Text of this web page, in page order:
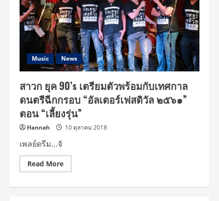
ทัพ
เทศกาล
ดนตรี
อัล
เตอร์
เฟสติวัล
๒๕๖๑
ตอน
เลี้ยง
รุ่น
Music News
สาวก ยุค 90’s เตรียมตัวพร้อมกับเทศกาล
ดนตรีฉีกกรอบ “อัลเตอร์เฟสดิวัล ๒๕๖๑”
ตอน “เลี้ยงรุ่น”
Hannah 10 ตุลาคม 2018
เพลย์ดรีม…จั
Read MoreRead
more